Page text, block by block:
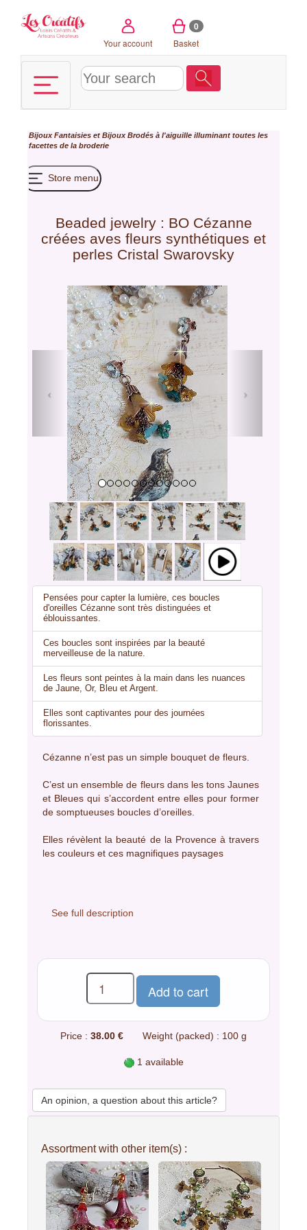
Your account
0
Basket
Bijoux Fantaisies et Bijoux Brodés à l'aiguille illuminant toutes les
facettes de la broderie
Store menu
Beaded jewelry : BO Cézanne
créées aves fleurs synthétiques et
perles Cristal Swarovsky
Previous
Pensées pour capter la lumière, ces boucles
d'oreilles Cézanne sont très distinguées et
éblouissantes.
Ces boucles sont inspirées par la beauté
merveilleuse de la nature.
Les fleurs sont peintes à la main dans les nuances
de Jaune, Or, Bleu et Argent.
Elles sont captivantes pour des journées
florissantes.
Cézanne n’est pas un simple bouquet de fleurs.
C’est un ensemble de fleurs dans les tons Jaunes
et Bleues qui s’accordent entre elles pour former
de somptueuses boucles d’oreilles.
Elles révèlent la beauté de la Provence à travers
les couleurs et ces magnifiques paysages
See full description
Price : 38.00 € Weight (packed) : 100 g
1 available
An opinion, a question about this article?
Assortment with other item(s) :